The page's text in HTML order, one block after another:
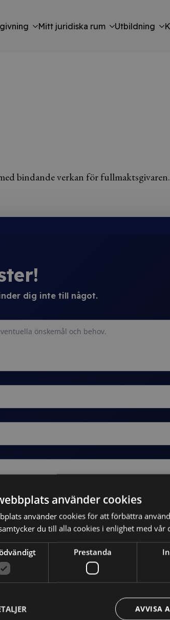
Mitt juridiska rum Utbildning
bindande verkan för fullmaktsgivaren.
dig inte till något.
använder cookies
använder cookies för att förbättra
du till alla cookies i enlighet med vår
Prestanda
AVVISA